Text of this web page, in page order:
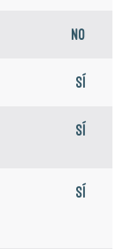
No
Sí
Sí
Sí